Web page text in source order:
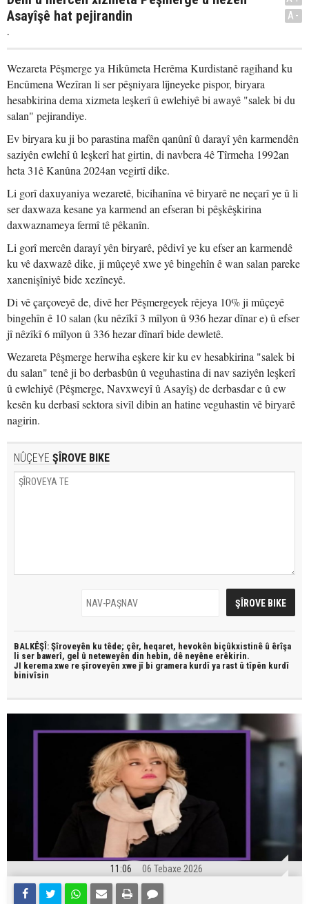
Asayîşê hat pejirandin
.
A-
Wezareta Pêşmerge ya Hikûmeta Herêma Kurdistanê ragihand ku
Encûmena Wezîran li ser pêşniyara lîjneyeke pispor, biryara
hesabkirina dema xizmeta leşkerî û ewlehiyê bi awayê "salek bi du
salan" pejirandiye.
Ev biryara ku ji bo parastina mafên qanûnî û darayî yên karmendên
saziyên ewlehî û leşkerî hat girtin, di navbera 4ê Tîrmeha 1992an
heta 31ê Kanûna 2024an vegirtî dike.
Li gorî daxuyaniya wezaretê, bicihanîna vê biryarê ne neçarî ye û li
ser daxwaza kesane ya karmend an efseran bi pêşkêşkirina
daxwaznameya fermî tê pêkanîn.
Li gorî mercên darayî yên biryarê, pêdivî ye ku efser an karmendê
ku vê daxwazê dike, ji mûçeyê xwe yê bingehîn ê wan salan pareke
xanenişîniyê bide xezîneyê.
Di vê çarçoveyê de, divê her Pêşmergeyek rêjeya 10% ji mûçeyê
bingehîn ê 10 salan (ku nêzîkî 3 mîlyon û 936 hezar dînar e) û efser
jî nêzîkî 6 mîlyon û 336 hezar dînarî bide dewletê.
Wezareta Pêşmerge herwiha eşkere kir ku ev hesabkirina "salek bi
du salan" tenê ji bo derbasbûn û veguhastina di nav saziyên leşkerî
û ewlehiyê (Pêşmerge, Navxweyî û Asayîş) de derbasdar e û ew
kesên ku derbasî sektora sivîl dibin an hatine veguhastin vê biryarê
nagirin.
NÛÇEYE ŞÎROVE BIKE
BALKÊŞÎ: Şîroveyên ku têde; çêr, heqaret, hevokên biçûkxistinê û êrîşa
li ser bawerî, gel û neteweyên din hebin, dê neyêne erêkirin.
JI kerema xwe re şîroveyên xwe jî bi gramera kurdî ya rast û tîpên kurdî
binivîsin
11:06 06 Tebaxe 2026